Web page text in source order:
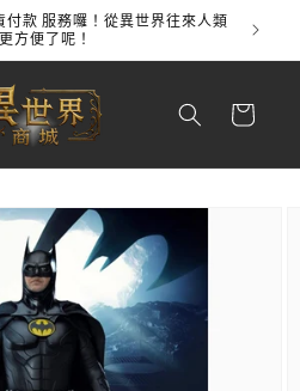
款 服務囉！從異世界往來人類
方便了呢！
物